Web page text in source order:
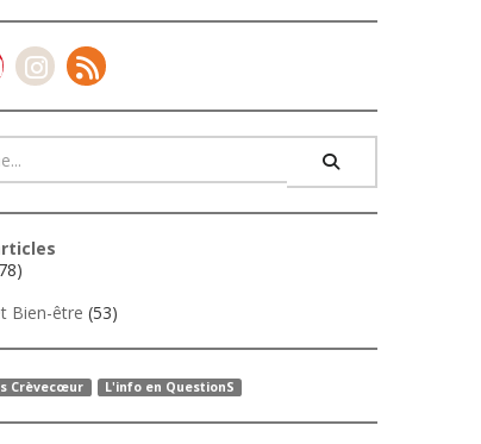
Bien-être (53)
Crèvecœur L'info en QuestionS